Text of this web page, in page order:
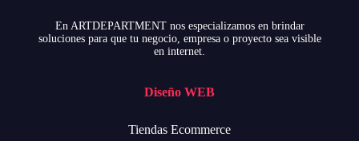
En ARTDEPARTMENT nos especializamos en brindar
soluciones para que tu negocio, empresa o proyecto sea visible
en internet.
Diseño WEB
Tiendas Ecommerce